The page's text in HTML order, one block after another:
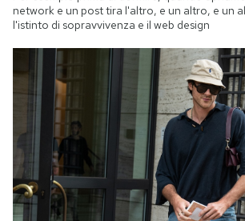
network e un post tira l'altro, e un altro, e un
l'istinto di sopravvivenza e il web design